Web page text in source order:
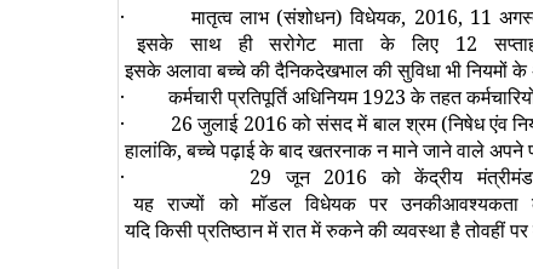
·मातृत्व लाभ (संशोधन) विधेयक, 2016, 11
इसके साथ ही सरोगेट माता के लिए 12
इसके अलावा बच्चे की दैनिकदेखभाल की सुविधा भी नियमों
·कर्मचारी प्रतिपूर्ति अधिनियम1923के तहत
· 26जुलाई 2016को संसद में बाल श्रम (निषेध एंव
हालांकि,बच्चे पढ़ाई के बाद खतरनाक न माने जाने वाले अपने
· 29 जून 2016 को केंद्रीय
यह राज्यों को मॉडल विधेयक पर
यदि किसी प्रतिष्ठान में रात में रुकने की व्यवस्था है तोवहीं